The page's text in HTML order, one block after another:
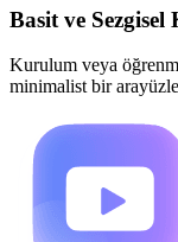
Basit ve Sezgisel
Kurulum veya
minimalist bir